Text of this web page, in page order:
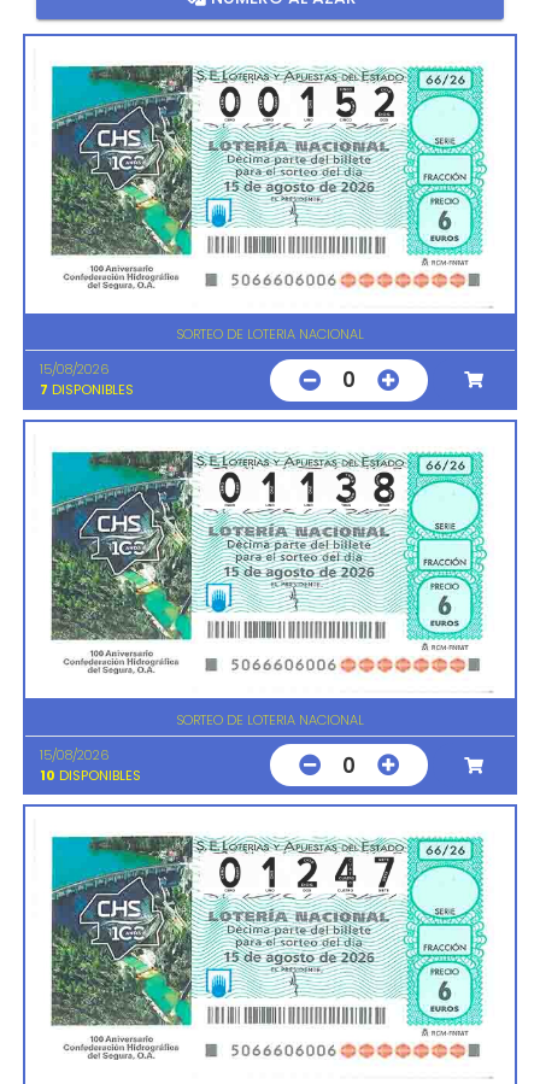
SORTEO DE LOTERIA NACIONAL
15/08/2026
7 DISPONIBLES 0
SORTEO DE LOTERIA NACIONAL
15/08/2026
10 DISPONIBLES 0